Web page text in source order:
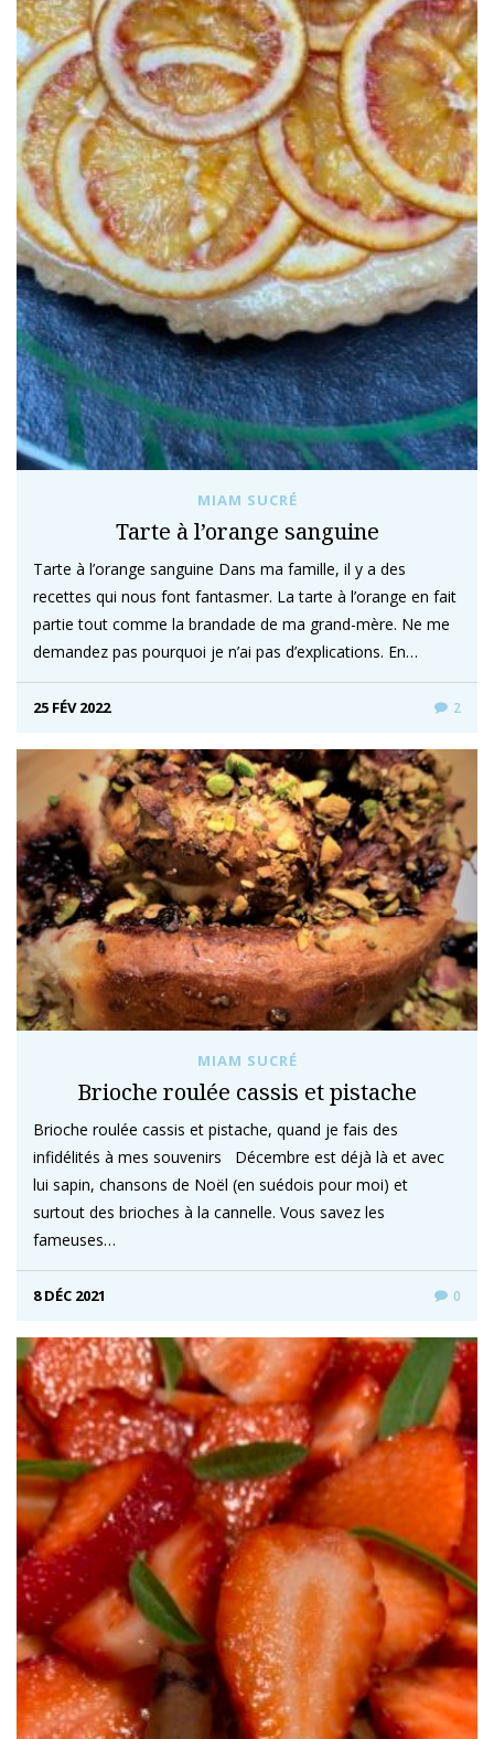
MIAM SUCRÉ
Tarte à l’orange sanguine
Tarte à l’orange sanguine Dans ma famille, il y a des
recettes qui nous font fantasmer. La tarte à l’orange en fait
partie tout comme la brandade de ma grand-mère. Ne me
demandez pas pourquoi je n’ai pas d’explications. En…
25 FÉV 2022 2
MIAM SUCRÉ
Brioche roulée cassis et pistache
Brioche roulée cassis et pistache, quand je fais des
infidélités à mes souvenirs Décembre est déjà là et avec
lui sapin, chansons de Noël (en suédois pour moi) et
surtout des brioches à la cannelle. Vous savez les
fameuses…
8 DÉC 2021 0